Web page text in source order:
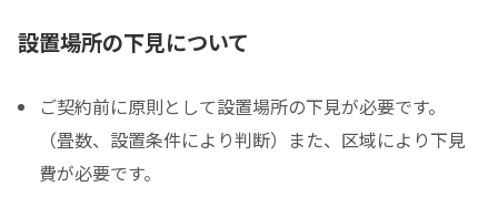
税込価格合計*
防音室の税込総額をご確認のうえ入力して下さい ※必須
設置場所の下見について
ご契約前に原則として設置場所の下見が必要です。
（畳数、設置条件により判断）また、区域により下見
費が必要です。